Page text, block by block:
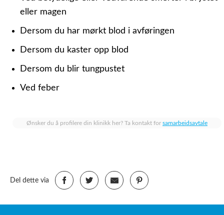
eller magen
Dersom du har mørkt blod i avføringen
Dersom du kaster opp blod
Dersom du blir tungpustet
Ved feber
Ønsker du å profilere din klinikk her? Ta kontakt for samarbeidsavtale
Del dette via